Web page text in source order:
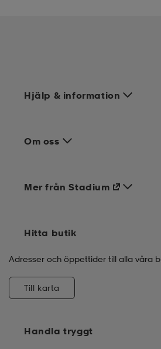
Hjälp & information
Om oss
Handla tryggt
Mer från Stadium
Hitta butik
Adresser och öppettider till alla våra
Till karta